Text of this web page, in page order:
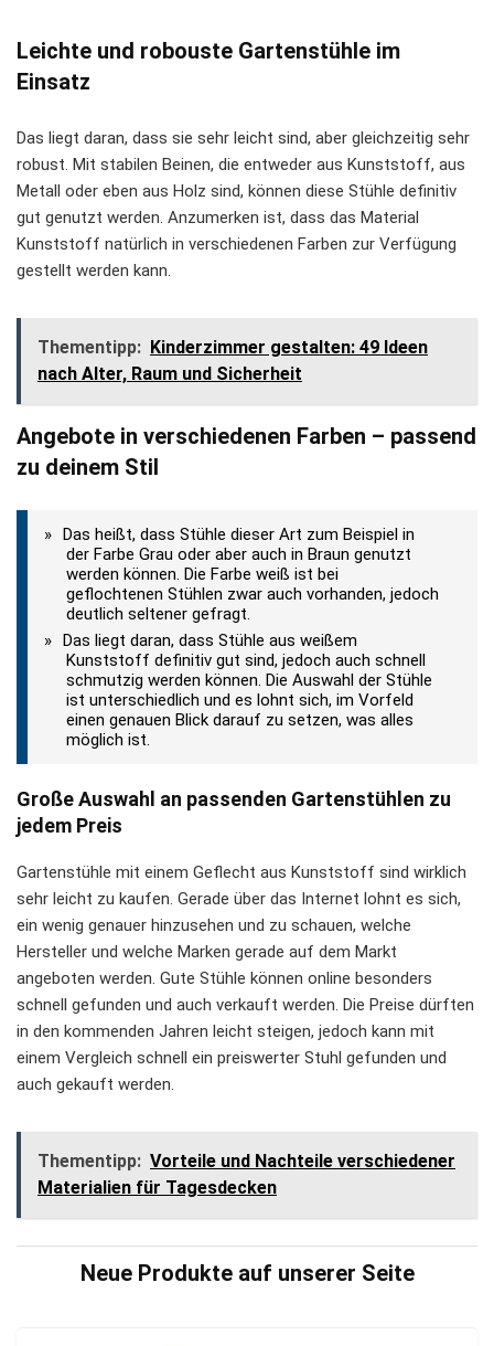
Leichte und robouste Gartenstühle im
Einsatz
Das liegt daran, dass sie sehr leicht sind, aber gleichzeitig sehr
robust. Mit stabilen Beinen, die entweder aus Kunststoff, aus
Metall oder eben aus Holz sind, können diese Stühle definitiv
gut genutzt werden. Anzumerken ist, dass das Material
Kunststoff natürlich in verschiedenen Farben zur Verfügung
gestellt werden kann.
Thementipp: Kinderzimmer gestalten: 49 Ideen
nach Alter, Raum und Sicherheit
Angebote in verschiedenen Farben – passend
zu deinem Stil
Das heißt, dass Stühle dieser Art zum Beispiel in
der Farbe Grau oder aber auch in Braun genutzt
werden können. Die Farbe weiß ist bei
geflochtenen Stühlen zwar auch vorhanden, jedoch
deutlich seltener gefragt.
Das liegt daran, dass Stühle aus weißem
Kunststoff definitiv gut sind, jedoch auch schnell
schmutzig werden können. Die Auswahl der Stühle
ist unterschiedlich und es lohnt sich, im Vorfeld
einen genauen Blick darauf zu setzen, was alles
möglich ist.
Große Auswahl an passenden Gartenstühlen zu
jedem Preis
Gartenstühle mit einem Geflecht aus Kunststoff sind wirklich
sehr leicht zu kaufen. Gerade über das Internet lohnt es sich,
ein wenig genauer hinzusehen und zu schauen, welche
Hersteller und welche Marken gerade auf dem Markt
angeboten werden. Gute Stühle können online besonders
schnell gefunden und auch verkauft werden. Die Preise dürften
in den kommenden Jahren leicht steigen, jedoch kann mit
einem Vergleich schnell ein preiswerter Stuhl gefunden und
auch gekauft werden.
Thementipp: Vorteile und Nachteile verschiedener
Materialien für Tagesdecken
Neue Produkte auf unserer Seite